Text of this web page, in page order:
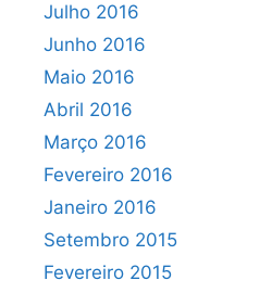
Julho 2016
Junho 2016
Maio 2016
Abril 2016
Março 2016
Fevereiro 2016
Janeiro 2016
Setembro 2015
Fevereiro 2015